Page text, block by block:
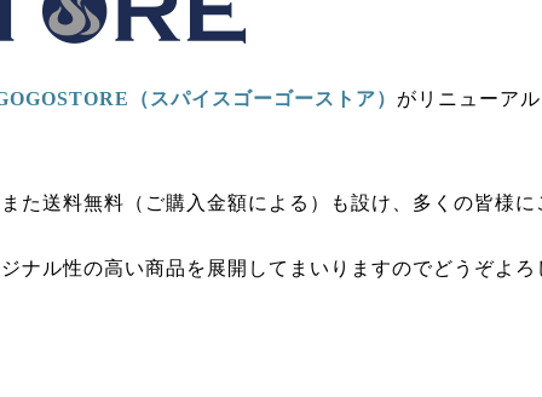
（スパイスゴーゴーストア） がリニューア
た送料無料（ご購入金額による）も設け、多くの皆様に
ナル性の高い商品を展開してまいりますのでどうぞよろ